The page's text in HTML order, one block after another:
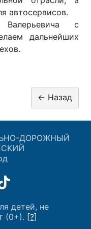
автосервисов.
Валерьевича с
дальнейших
ДОРОЖНЫЙ
детей, не
(0+). [?]